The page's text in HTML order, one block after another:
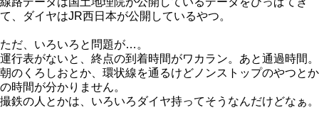
て、ダイヤはJR西日本が公開しているやつ。
ただ、いろいろと問題が…。
運行表がないと、終点の到着時間がワカラン。あと通過時間。
朝のくろしおとか、環状線を通るけどノンストップのやつとか
の時間が分かりません。
撮鉄の人とかは、いろいろダイヤ持ってそうなんだけどなぁ。